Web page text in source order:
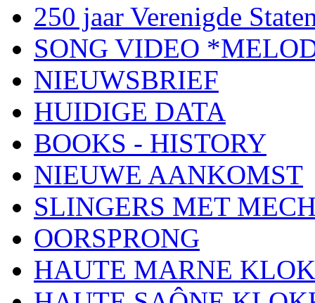
250 jaar Verenigde
SONG VIDEO
NIEUWSBRIEF
HUIDIGE DATA
BOOKS - HISTORY
NIEUWE AANKOMST
SLINGERS MET
OORSPRONG
HAUTE MARNE